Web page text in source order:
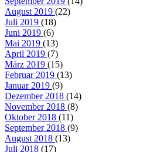
August 2019 (22)
Juli 2019 (18)
Juni 2019 (6)
Mai 2019 (13)
April 2019 (7)
März 2019 (15)
Februar 2019 (13)
Januar 2019 (9)
Dezember 2018 (14)
November 2018 (8)
Oktober 2018 (11)
September 2018 (9)
August 2018 (13)
Juli 2018 (17)